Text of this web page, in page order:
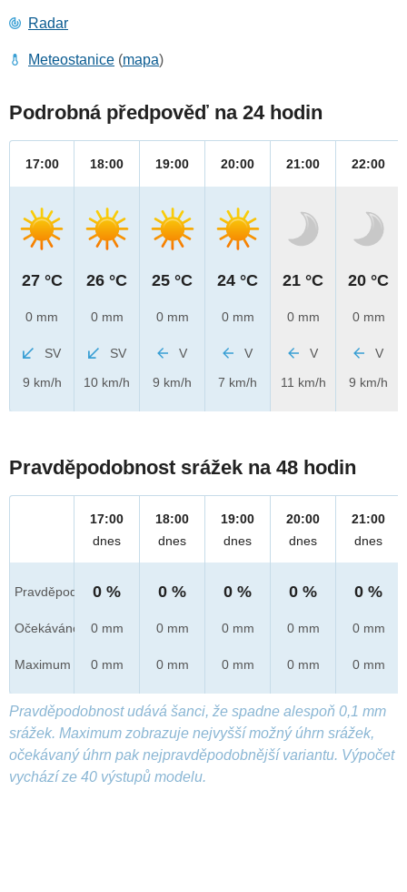
Radar
Meteostanice (mapa)
Podrobná předpověď na 24 hodin
17:00
27 °C
0 mm
SV
9 km/h
18:00
26 °C
0 mm
SV
10 km/h
19:00
25 °C
0 mm
V
9 km/h
20:00
24 °C
0 mm
V
7 km/h
21:00
21 °C
0 mm
V
11 km/h
22:00
20 °C
0 mm
V
9 km/h
Pravděpodobnost srážek na 48 hodin
Pravděpod.
Očekáváno
Maximum
17:00
dnes
0 %
0 mm
0 mm
18:00
dnes
0 %
0 mm
0 mm
19:00
dnes
0 %
0 mm
0 mm
20:00
dnes
0 %
0 mm
0 mm
21:00
dnes
0 %
0 mm
0 mm
Pravděpodobnost udává šanci, že spadne alespoň 0,1 mm
srážek. Maximum zobrazuje nejvyšší možný úhrn srážek,
očekávaný úhrn pak nejpravděpodobnější variantu. Výpočet
vychází ze 40 výstupů modelu.